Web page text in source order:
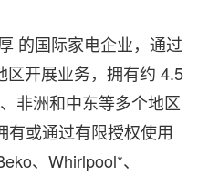
的国际家电企业，通过
区开展业务，拥有约 4.5
非洲和中东等多个地区
有或通过有限授权使用
、Whirlpool*、